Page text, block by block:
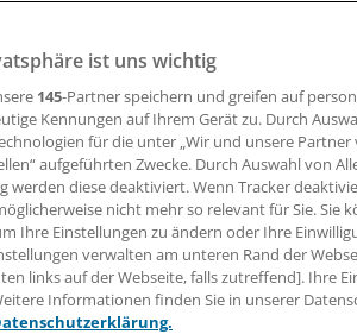
und der Direktor der
fürchten um die Zukunft vieler
17:22 Uhr
fordern die
die Krankenhausgesellschaft des
ist uns wichtig
145-Partner speichern und greifen auf
Kennungen auf Ihrem Gerät zu. Durch
für die unter „Wir und unsere
aufgeführten Zwecke. Durch Auswahl von
werden diese deaktiviert. Wenn Tracker
nicht mehr so relevant für Sie. Sie
Ihre Einstellungen zu ändern oder Ihre
verwalten am unteren Rand der
links auf der Webseite, falls zutreffend]. Ihre
Informationen finden Sie in unserer